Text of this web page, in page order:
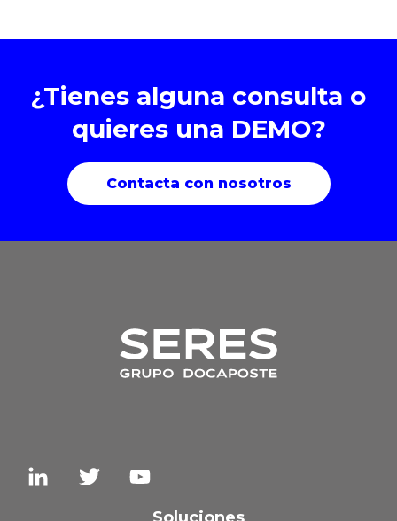
¿Tienes alguna consulta o
quieres una DEMO?
Contacta con nosotros